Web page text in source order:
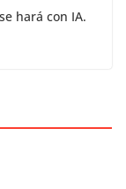
hará con IA.